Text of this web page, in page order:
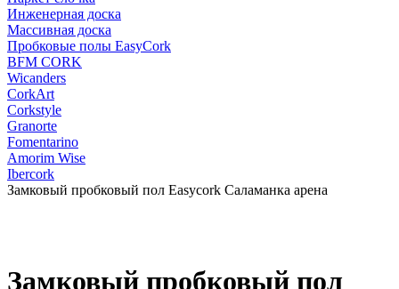
Инженерная доска
Массивная доска
Пробковые полы EasyCork
BFM CORK
Wicanders
CorkArt
Corkstyle
Granorte
Fomentarino
Amorim Wise
Ibercork
Замковый пробковый пол Easycork Саламанка арена
Замковый пробковый пол